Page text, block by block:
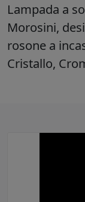
Lampada a
Morosini,
rosone a
Cristallo,